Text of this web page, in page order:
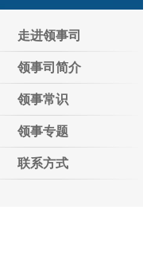
走进领事司
领事司简介
领事常识
领事专题
联系方式